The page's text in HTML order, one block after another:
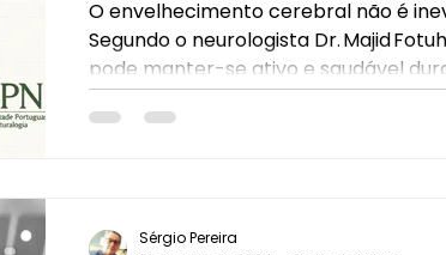
Pedestres SPN Almoços de
O envelhecimento cerebral não é
Segundo o neurologista Dr. Majid
pode manter-se ativo e saudável
vida se adotarmos rotinas simples e
Sérgio Pereira